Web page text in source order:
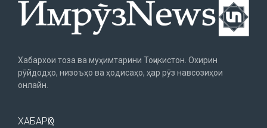
Хабархои тоза ва муҳимтарини Тоҷикистон. Охирин
рӯйдодҳо, низоъҳо ва ҳодисаҳо, ҳар рӯз навсозиҳои
онлайн.
ХАБАРҲО